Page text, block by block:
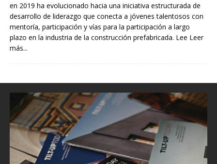
en 2019 ha evolucionado hacia una iniciativa estructurada de
desarrollo de liderazgo que conecta a jóvenes talentosos con
mentoría, participación y vías para la participación a largo
plazo en la industria de la construcción prefabricada. Lee Leer
más...